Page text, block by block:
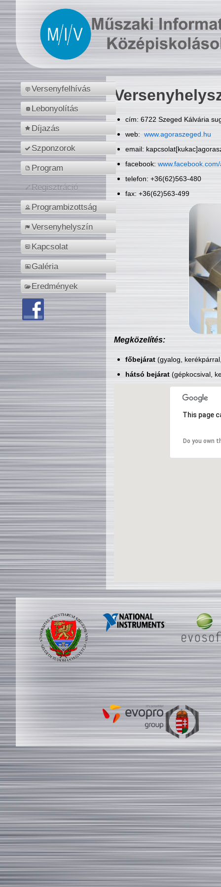
Versenyfelhívás
Lebonyolítás
Díjazás
Szponzorok
Program
Regisztráció
Programbizottság
Versenyhelyszín
Kapcsolat
Galéria
Eredmények
cím: 6722 Szeged Kálvária
web: www.agoraszeged.hu
email:
facebook:
telefon: +36(62)563-480
fax: +36(62)563-499
Megközelítés:
főbejárat(gyalog,
hátsó bejárat(gépkocsival,
This page
Do you own